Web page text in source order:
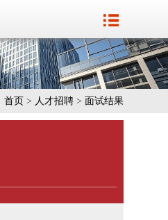
首页 > 人才招聘 > 面试结果